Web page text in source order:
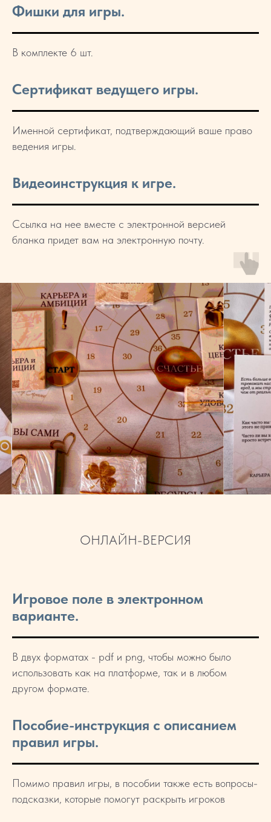
Фишки для игры.
В комплекте 6 шт.
Сертификат ведущего игры.
Именной сертификат, подтверждающий ваше право
ведения игры.
Видеоинструкция к игре.
Ссылка на нее вместе с электронной версией
бланка придет вам на электронную почту.
ОНЛАЙН-ВЕРСИЯ
Игровое поле в электронном
варианте.
В двух форматах - pdf и png, чтобы можно было
использовать как на платформе, так и в любом
другом формате.
Пособие-инструкция с описанием
правил игры.
Помимо правил игры, в пособии также есть вопросы-
подсказки, которые помогут раскрыть игроков